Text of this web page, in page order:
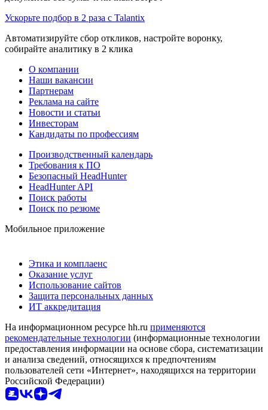
Ускорьте подбор в 2 раза с Talantix
Автоматизируйте сбор откликов, настройте воронку,
собирайте аналитику в 2 клика
О компании
Наши вакансии
Партнерам
Реклама на сайте
Новости и статьи
Инвесторам
Кандидаты по профессиям
Производственный календарь
Требования к ПО
Безопасный HeadHunter
HeadHunter API
Поиск работы
Поиск по резюме
Мобильное приложение
Этика и комплаенс
Оказание услуг
Использование сайтов
Защита персональных данных
ИТ аккредитация
На информационном ресурсе hh.ru применяются
рекомендательные технологии (информационные технологии
предоставления информации на основе сбора, систематизации
и анализа сведений, относящихся к предпочтениям
пользователей сети «Интернет», находящихся на территории
Российской Федерации)